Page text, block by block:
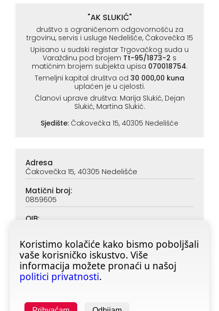
Koristimo kolačiće kako bismo poboljšali
vaše korisničko iskustvo. Više
informacija možete pronaći u našoj
politici privatnosti.
"AK SLUKIĆ"
društvo s ograničenom odgovornošću za
trgovinu, servis i usluge Nedelišće, Čakovečka 15
Upisano u sudski registar Trgovačkog suda u
Varaždinu pod brojem Tt-95/1873-2 s
matičnim brojem subjekta upisa 070018754.
Temeljni kapital društva od 30 000,00 kuna
uplaćen je u cjelosti.
Članovi uprave društva: Marija Slukić, Dejan
Slukić, Martina Slukić.
Sjedište: Čakovečka 15, 40305 Nedelišće
Adresa
Čakovečka 15, 40305 Nedelišće
Matični broj:
0859605
OIB:
IBAN (PBZ):
HR6923400091116020362
IBAN (ZABA):
HR4623600001101728355